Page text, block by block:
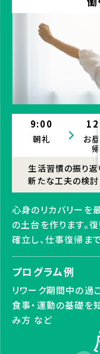
9:00
朝礼
お
生活習慣の振り返
新たな工夫の検討
心身のリカバリーを
の土台を作ります。
確立し、仕事復帰ま
プログラム例
リワーク期間中の過
食事・運動の基礎を
み方 など